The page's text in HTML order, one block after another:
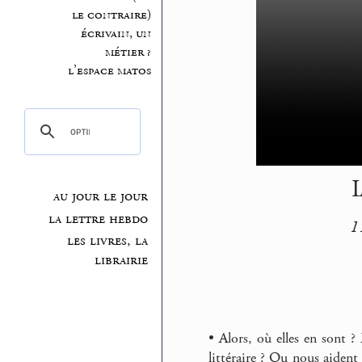
le contraire)
écrivain, un
métier ?
l’espace matos
au jour le jour
la lettre hebdo
les livres, la
librairie
• Alors, où elles en sont
littéraire ? Ou nous